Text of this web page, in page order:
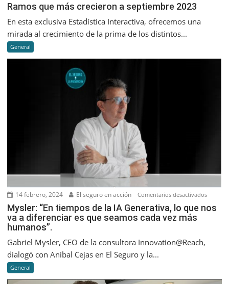
Ramos que más crecieron a septiembre 2023
En esta exclusiva Estadística Interactiva, ofrecemos una
mirada al crecimiento de la prima de los distintos...
General
14 febrero, 2024 El seguro en acción Comentarios desactivadosen
Mysler:
Mysler: “En tiempos de la IA Generativa, lo que nos
va a diferenciar es que seamos cada vez más
humanos”.
Gabriel Mysler, CEO de la consultora Innovation@Reach,
dialogó con Anibal Cejas en El Seguro y la...
General